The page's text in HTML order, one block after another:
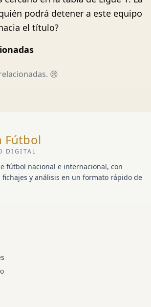
podrá detener a este equipo
el título?
😢
Fútbol
DIGITAL
fútbol nacional e internacional, con
fichajes y análisis en un formato rápido de